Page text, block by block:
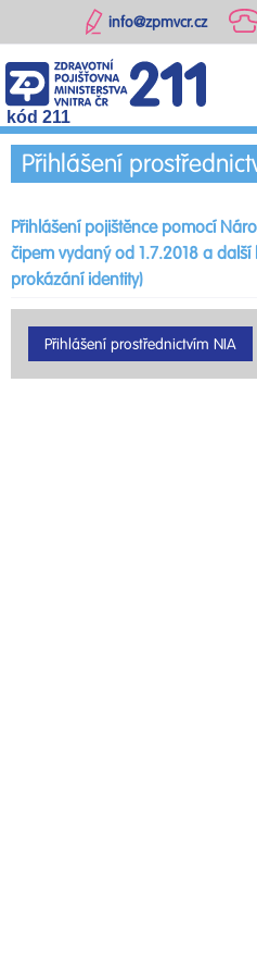
info@zpmvcr.cz
kód 211
Přihlášení
Přihlášení pojištěnce pomocí
čipem vydaný od 1.7.2018 a
prokázání identity)